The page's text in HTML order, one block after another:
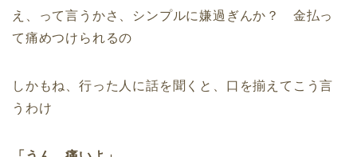
え、って言うかさ、シンプルに嫌過ぎんか？ 金払っ
て痛めつけられるの
しかもね、行った人に話を聞くと、口を揃えてこう言
うわけ